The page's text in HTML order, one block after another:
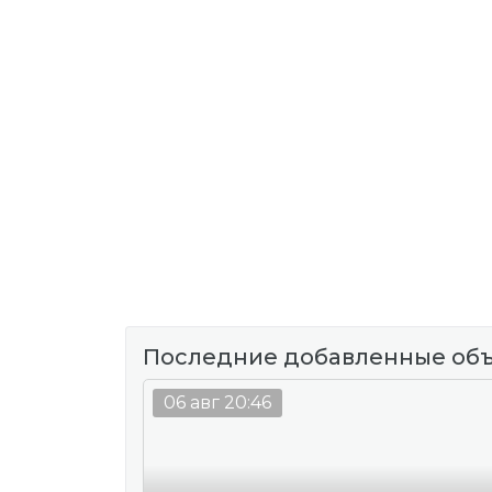
Последние добавленные
06 авг 20:46